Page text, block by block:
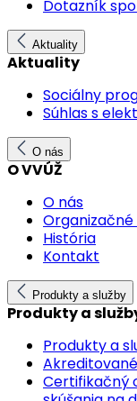
Dotazník
Aktuality
Aktuality
Sociálny
Súhlas s
O nás
O VVÚŽ
O nás
História
Kontakt
Produkty a služby
Produkty a
Produkty a
Certifikačný